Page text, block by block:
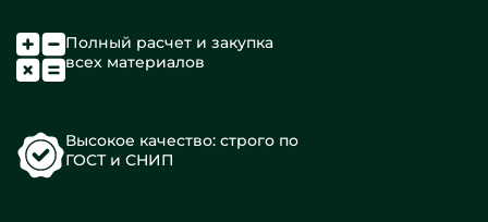
Полный расчет и закупка
всех материалов
Высокое качество: строго по
ГОСТ и СНИП